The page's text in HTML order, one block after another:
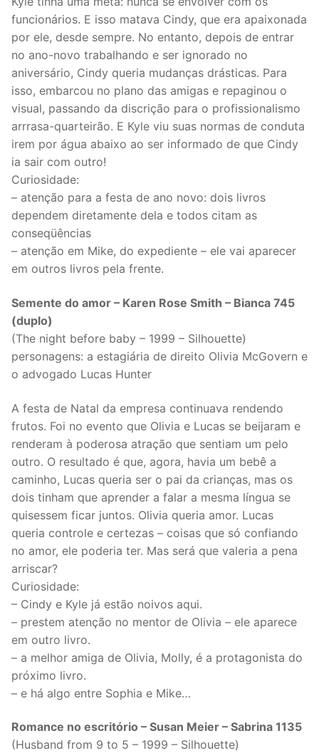
funcionários. E isso matava Cindy, que era apaixonada
por ele, desde sempre. No entanto, depois de entrar
no ano-novo trabalhando e ser ignorado no
aniversário, Cindy queria mudanças drásticas. Para
isso, embarcou no plano das amigas e repaginou o
visual, passando da discrição para o profissionalismo
arrrasa-quarteirão. E Kyle viu suas normas de conduta
irem por água abaixo ao ser informado de que Cindy
ia sair com outro!
Curiosidade:
– atenção para a festa de ano novo: dois livros
dependem diretamente dela e todos citam as
conseqüências
– atenção em Mike, do expediente – ele vai aparecer
em outros livros pela frente.
Semente do amor – Karen Rose Smith – Bianca 745
(duplo)
(The night before baby – 1999 – Silhouette)
personagens: a estagiária de direito Olivia McGovern e
o advogado Lucas Hunter
A festa de Natal da empresa continuava rendendo
frutos. Foi no evento que Olivia e Lucas se beijaram e
renderam à poderosa atração que sentiam um pelo
outro. O resultado é que, agora, havia um bebê a
caminho, Lucas queria ser o pai da crianças, mas os
dois tinham que aprender a falar a mesma língua se
quisessem ficar juntos. Olivia queria amor. Lucas
queria controle e certezas – coisas que só confiando
no amor, ele poderia ter. Mas será que valeria a pena
arriscar?
Curiosidade:
– Cindy e Kyle já estão noivos aqui.
– prestem atenção no mentor de Olivia – ele aparece
em outro livro.
– a melhor amiga de Olivia, Molly, é a protagonista do
próximo livro.
– e há algo entre Sophia e Mike…
Romance no escritório – Susan Meier – Sabrina 1135
(Husband from 9 to 5 – 1999 – Silhouette)